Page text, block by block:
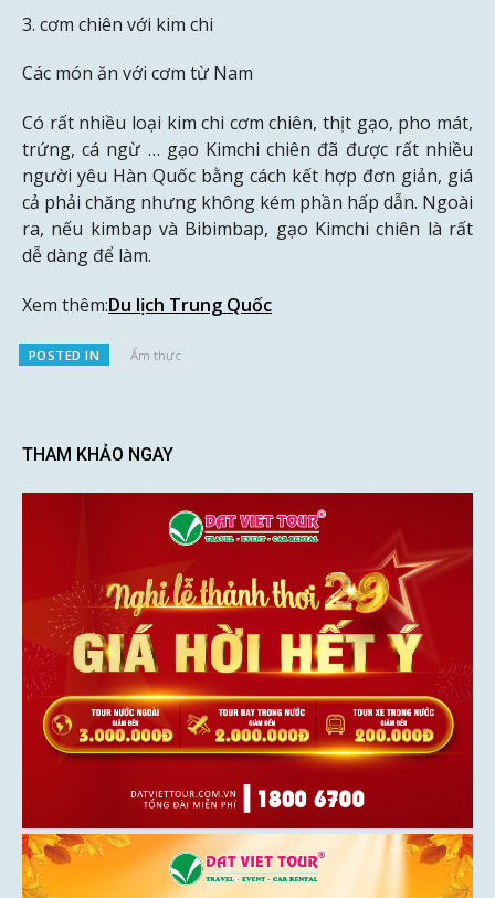
3. cơm chiên với kim chi
Các món ăn với cơm từ Nam
Có rất nhiều loại kim chi cơm chiên, thịt gạo, pho mát,
trứng, cá ngừ … gạo Kimchi chiên đã được rất nhiều
người yêu Hàn Quốc bằng cách kết hợp đơn giản, giá
cả phải chăng nhưng không kém phần hấp dẫn. Ngoài
ra, nếu kimbap và Bibimbap, gạo Kimchi chiên là rất
dễ dàng để làm.
Xem thêm:Du lịch Trung Quốc
POSTED IN Ẩm thực
THAM KHẢO NGAY